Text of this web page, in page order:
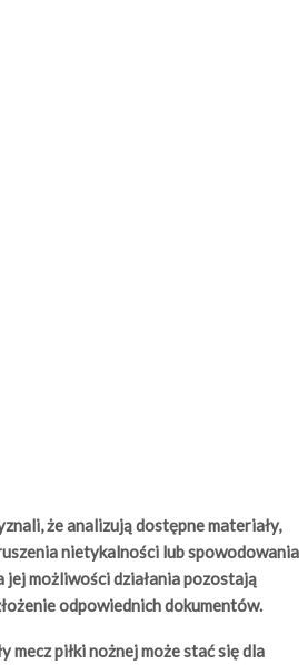
że analizują dostępne materiały,
nietykalności lub spowodowania
jej możliwości działania pozostają
odpowiednich dokumentów.
mecz piłki nożnej może stać się dla